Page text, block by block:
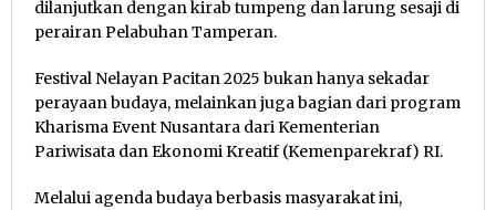
dilanjutkan dengan kirab tumpeng dan larung sesaji di
perairan Pelabuhan Tamperan.
Festival Nelayan Pacitan 2025 bukan hanya sekadar
perayaan budaya, melainkan juga bagian dari program
Kharisma Event Nusantara dari Kementerian
Pariwisata dan Ekonomi Kreatif (Kemenparekraf) RI.
Melalui agenda budaya berbasis masyarakat ini,